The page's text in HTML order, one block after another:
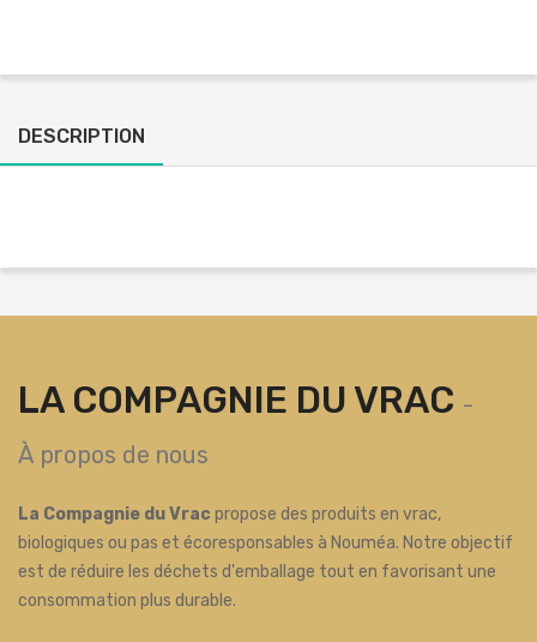
DESCRIPTION
LA COMPAGNIE DU VRAC -
À propos de nous
La Compagnie du Vrac propose des produits en vrac,
biologiques ou pas et écoresponsables à Nouméa. Notre objectif
est de réduire les déchets d'emballage tout en favorisant une
consommation plus durable.